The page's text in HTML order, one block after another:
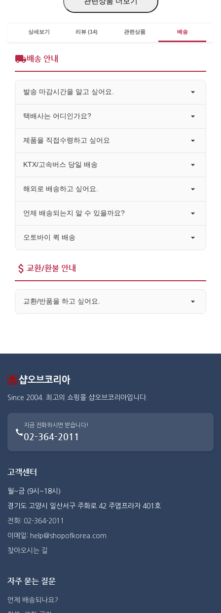
상세보기 리뷰 (14) 관련상품 배송
배송 안내
발송 마감시간을 알고 싶어요.
택배사는 어디인가요?
제품을 직접수령하고 싶어요
KTX/고속버스 당일 배송
해외로 배송하고 싶어요.
언제 배송되는지 알 수 있을까요?
오토바이 퀵 배송
교환/환불 안내
교환/반품을 하고 싶어요.
Since 2004. 최고의 쇼핑몰 샵오브코리아입니다.
지금 전화하시면 받습니다!
02-364-2011
고객센터
월~금 (9시~18시)
경기도 고양시 일산서구 주화로 42 주엽프라자 401호
전화: 02-364-2011
이메일: help@shopofkorea.com
찾아오시는 길
자주 묻는 질문
언제 배송되나요?